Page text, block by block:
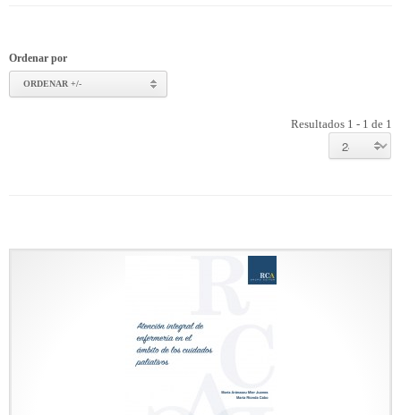
Ordenar por
ORDENAR +/-
Resultados 1 - 1 de 1